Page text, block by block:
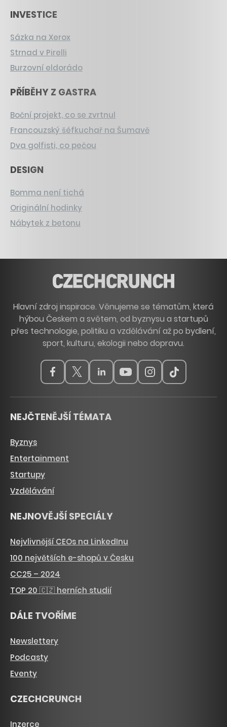
INVESTICE
Sázka na Xerox
Strnad v Pirelli
Burzovní eldorádo
PŘÍBĚHY Z GASTRA
Boční projekt, co se zvrtnul
Francouzský šéfkuchař na Šumavě
Dva golfisti, co pečou
DESIGN
Bomma není tichá
Originální hodinky
Nábytek z betonu
Hlavní zdroj inspirace. Věnujeme se tématům, která
hýbou Českem a světem, od byznysu a startupů
přes technologie, politiku a vzdělávání až po bydlení,
sport, kulturu, ekologii nebo dopravu.
NEJČTENĚJŠÍ TÉMATA
Byznys
Entertainment
Startupy
Vzdělávání
NEJNOVĚJŠÍ SPECIÁLY
Nejvlivnější CEOs na LinkedInu
100 největších e-shopů v Česku
CC25 – 2024
TOP 20 🇨🇿 herních studií
DÁLE TVOŘÍME
Newslettery
Podcasty
Eventy
CZECHCRUNCH
Inzerce